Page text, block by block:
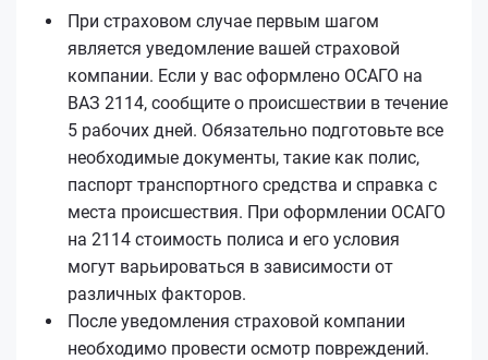
При страховом случае первым шагом
является уведомление вашей страховой
компании. Если у вас оформлено ОСАГО на
ВАЗ 2114, сообщите о происшествии в течение
5 рабочих дней. Обязательно подготовьте все
необходимые документы, такие как полис,
паспорт транспортного средства и справка с
места происшествия. При оформлении ОСАГО
на 2114 стоимость полиса и его условия
могут варьироваться в зависимости от
различных факторов.
После уведомления страховой компании
необходимо провести осмотр повреждений.